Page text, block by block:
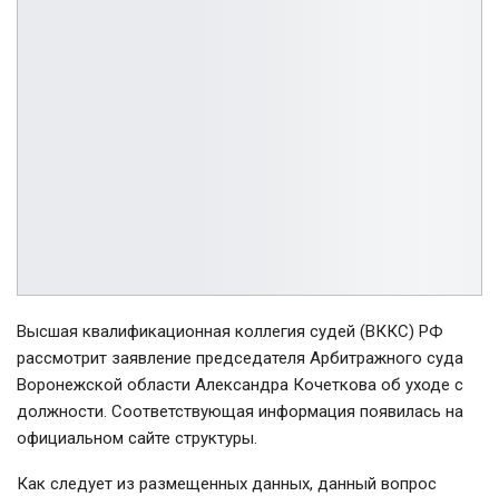
Высшая квалификационная коллегия судей (ВККС) РФ
рассмотрит заявление председателя Арбитражного суда
Воронежской области Александра Кочеткова об уходе с
должности. Соответствующая информация появилась на
официальном сайте структуры.
Как следует из размещенных данных, данный вопрос